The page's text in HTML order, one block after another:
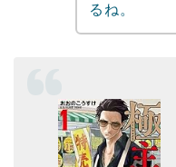
るね。